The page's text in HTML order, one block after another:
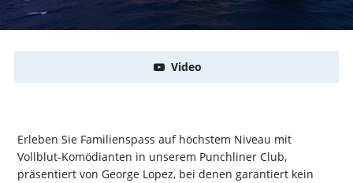
Video
Erleben Sie Familienspass auf höchstem Niveau mit
Vollblut-Komödianten in unserem Punchliner Club,
präsentiert von George Lopez, bei denen garantiert kein